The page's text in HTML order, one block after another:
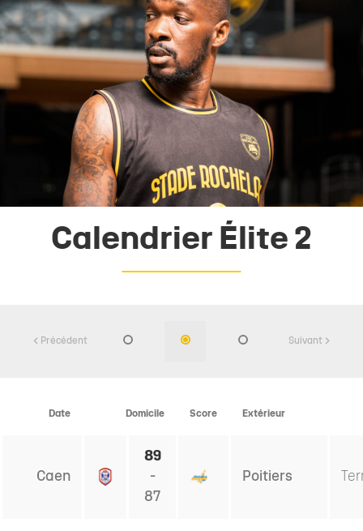
Calendrier Élite 2
Précédent Suivant
Date Domicile Score Extérieur
Caen
89
-
87
Poitiers